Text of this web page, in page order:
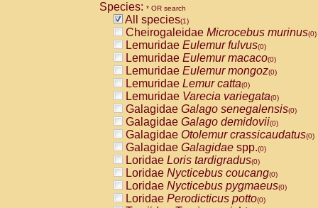
CebidaeCebus capucinus
CebidaeCebus nigrivittatus
CebidaeCebus spp.(0)
CebidaeSaimiri boliviensis(0)
CebidaeSaimiri sciureus(0)
AtelidaeAlouatta caraya(0)
AtelidaeAlouatta fusca(0)
AtelidaeAlouatta seniculus(0)
AtelidaeAlouattaspp.(0)
AtelidaeAteles belzebuth(0)
AtelidaeAteles geoffroyi(0)
AtelidaeAteles paniscus(0)
AtelidaeAtelesspp.(0)
AtelidaeLagothrix lagothricha(0)
AtelidaeLagothrix lagothricha cana
PitheciidaeCacajao calvus
Species: * OR search
All species(1)
Cheirogaleidae Microcebus murinus(0)
Lemuridae Eulemur fulvus(0)
Lemuridae Eulemur macaco(0)
Lemuridae Eulemur mongoz(0)
Lemuridae Lemur catta(0)
Lemuridae Varecia variegata(0)
Galagidae Galago senegalensis(0)
Galagidae Galago demidovii(0)
Galagidae Otolemur crassicaudatus(0)
Galagidae Galagidae spp.(0)
Loridae Loris tardigradus(0)
Loridae Nycticebus coucang(0)
Loridae Nycticebus pygmaeus(0)
Loridae Perodicticus potto(0)